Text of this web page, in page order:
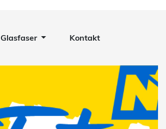
Glasfaser Kontakt